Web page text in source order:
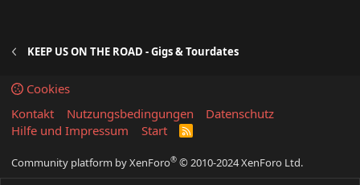
KEEP US ON THE ROAD - Gigs & Tourdates
Cookies
Kontakt
Nutzungsbedingungen
Datenschutz
Hilfe und Impressum
Start
R
S
Community platform by XenForo® © 2010-2024 XenForo Ltd.